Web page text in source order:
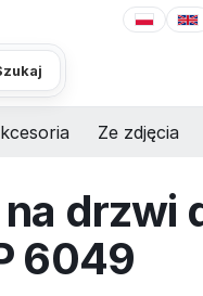
Ze zdjęcia
drzwi
6049